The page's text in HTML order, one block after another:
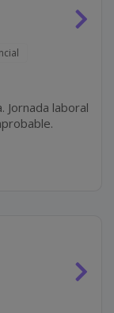
Jornada laboral